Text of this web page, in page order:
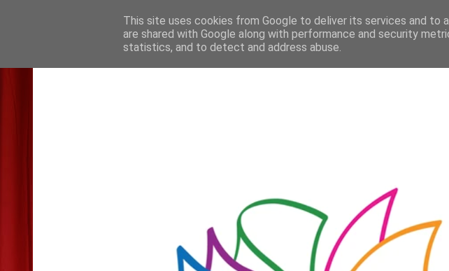
This site uses cookies from Google to deliver its services and to
are shared with Google along with performance and security
statistics, and to detect and address abuse.